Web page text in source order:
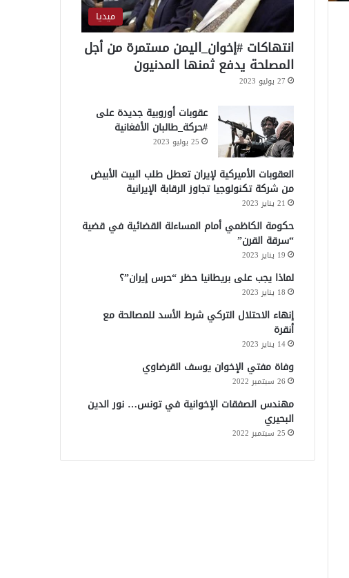
ميديا
انتهاكات #إخوان_اليمن مستمرة من أجل
المصلحة يدفع ثمنها المدنيون
27 يوليو 2023
عقوبات أوروبية جديدة على
#حركة_طالبان الأفغانية
25 يوليو 2023
العقوبات الأميركية لإيران تعطل طلب البيت الأبيض
من شركة تكنولوجيا تجاوز الرقابة الإيرانية
21 يناير 2023
حكومة الكاظمي أمام المساءلة القضائية في قضية
“سرقة القرن”
19 يناير 2023
لماذا يجب على بريطانيا حظر “حرس إيران”؟
18 يناير 2023
إنهاء الاحتلال التركي شرط الأسد للمصالحة مع
أنقرة
14 يناير 2023
وفاة مفتي الإخوان يوسف القرضاوي
26 سبتمبر 2022
مهندس الصفقات الإخوانية في تونس… نور الدين
البحيري
25 سبتمبر 2022